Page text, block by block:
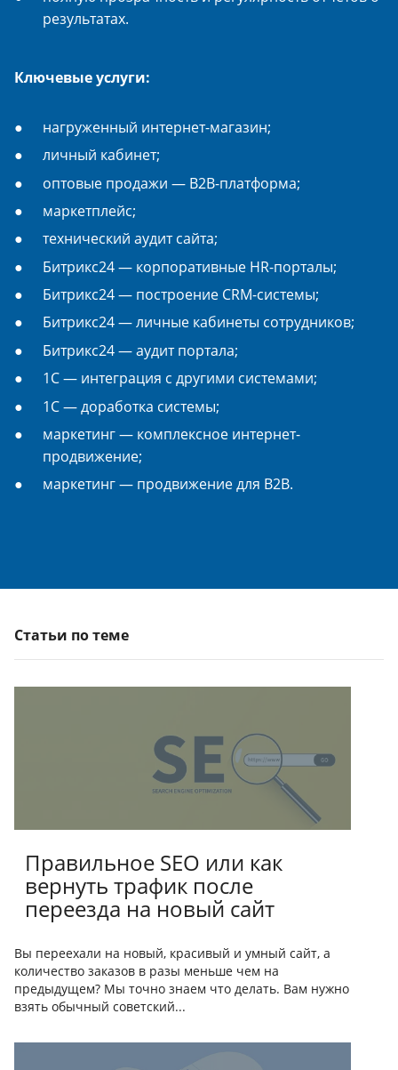
результатах.
Ключевые услуги:
нагруженный интернет-магазин;
личный кабинет;
оптовые продажи — B2B-платформа;
маркетплейс;
технический аудит сайта;
Битрикс24 — корпоративные HR-порталы;
Битрикс24 — построение CRM-системы;
Битрикс24 — личные кабинеты сотрудников;
Битрикс24 — аудит портала;
1С — интеграция с другими системами;
1С — доработка системы;
маркетинг — комплексное интернет-
продвижение;
маркетинг — продвижение для B2B.
Статьи по теме
Правильное SEO или как
вернуть трафик после
переезда на новый сайт
Вы переехали на новый, красивый и умный сайт, а
количество заказов в разы меньше чем на
предыдущем? Мы точно знаем что делать. Вам нужно
взять обычный советский...